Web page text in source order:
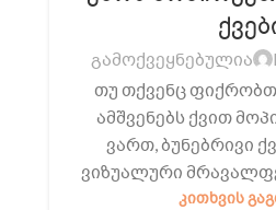
გამოქვეყნებულია
თუ თქვენც
ამშვენებს ქვით
ვართ, ბუნებრივი
ვიზუალური
ᲙᲘᲗᲮᲕᲘᲡ